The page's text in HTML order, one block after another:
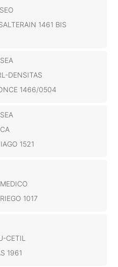
1461 BIS
DENSITAS
1466/0504
1521
1017
CETIL
1961